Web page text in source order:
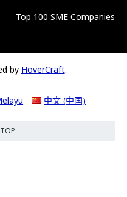
Top 100 SME Companies
by HoverCraft.
中文 (中国)